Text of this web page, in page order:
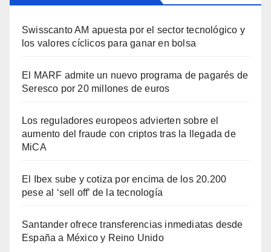
Swisscanto AM apuesta por el sector tecnológico y
los valores cíclicos para ganar en bolsa
El MARF admite un nuevo programa de pagarés de
Seresco por 20 millones de euros
Los reguladores europeos advierten sobre el
aumento del fraude con criptos tras la llegada de
MiCA
El Ibex sube y cotiza por encima de los 20.200
pese al ‘sell off’ de la tecnología
Santander ofrece transferencias inmediatas desde
España a México y Reino Unido